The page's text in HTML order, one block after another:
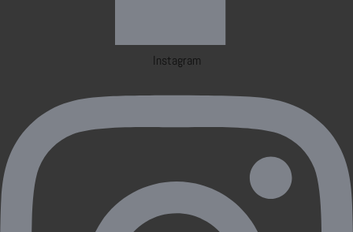
Instagram